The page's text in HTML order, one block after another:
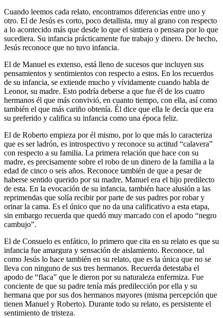
Cuando leemos cada relato, encontramos diferencias entre uno y
otro. El de Jesús es corto, poco detallista, muy al grano con respecto
a lo acontecido más que desde lo que el sintiera o pensara por lo que
sucediera. Su infancia prácticamente fue trabajo y dinero. De hecho,
Jesús reconoce que no tuvo infancia.
El de Manuel es extenso, está lleno de sucesos que incluyen sus
pensamientos y sentimientos con respecto a estos. En los recuerdos
de su infancia, se extiende mucho y vívidamente cuando habla de
Leonor, su madre. Esto podría deberse a que fue él de los cuatro
hermanos él que más convivió, en cuanto tiempo, con ella, así como
también el que más cariño obtenía. Él dice que ella le decía que era
su preferido y califica su infancia como una época feliz.
El de Roberto empieza por él mismo, por lo que más lo caracteriza
que es ser ladrón, es introspectivo y reconoce su actitud “calavera”
con respecto a su familia. La primera relación que hace con su
madre, es precisamente sobre el robo de un dinero de la familia a la
edad de cinco o seis años. Reconoce también de que a pesar de
haberse sentido querido por su madre, Manuel era el hijo predilecto
de esta. En la evocación de su infancia, también hace alusión a las
reprimendas que solía recibir por parte de sus padres por robar y
orinar la cama. Es el único que no da una calificativo a esta etapa,
sin embargo recuerda que quedó muy marcado con el apodo “negro
cambujo”.
El de Consuelo es enfático, lo primero que cita en su relato es que su
infancia fue amargura y sensación de aislamiento. Reconoce, tal
como Jesús lo hace también en su relato, que es la única que no se
lleva con ninguno de sus tres hermanos. Recuerda detestaba el
apodo de “flaca” que le dieron por su naturaleza enfermiza. Fue
conciente de que su padre tenía más predilección por ella y su
hermana que por sus dos hermanos mayores (misma percepción que
tienen Manuel y Roberto). Durante todo su relato, es persistente el
sentimiento de tristeza.